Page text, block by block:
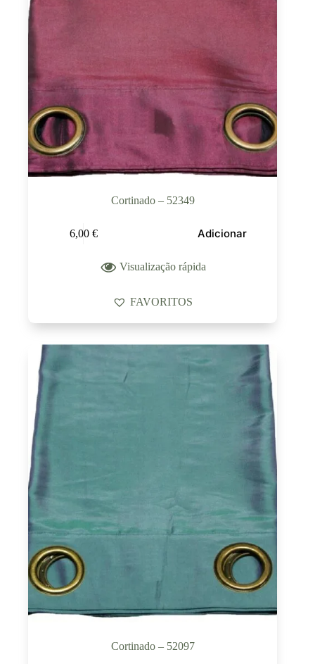
Cortinado – 52349
6,00 € Adicionar
Visualização rápida
FAVORITOS
Cortinado – 52097